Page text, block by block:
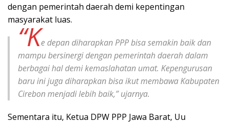
dengan pemerintah daerah demi kepentingan
masyarakat luas.
“Ke depan diharapkan PPP bisa semakin baik dan
mampu bersinergi dengan pemerintah daerah dalam
berbagai hal demi kemaslahatan umat. Kepengurusan
baru ini juga diharapkan bisa ikut membawa Kabupaten
Cirebon menjadi lebih baik,” ujarnya.
Sementara itu, Ketua DPW PPP Jawa Barat, Uu